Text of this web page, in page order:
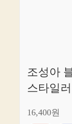
조성아
스타일
16,400원